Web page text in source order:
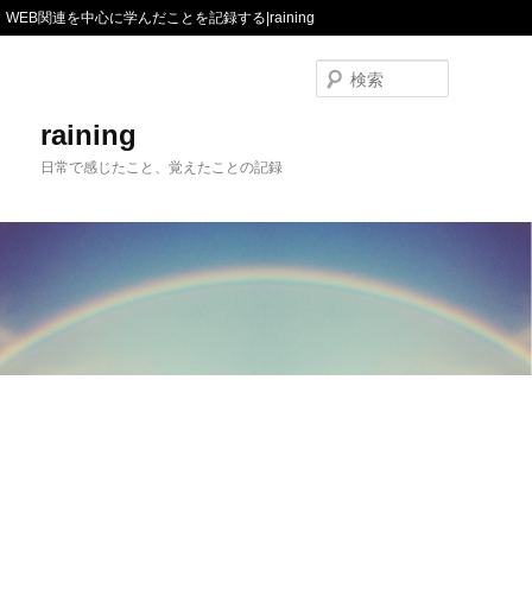
WEB関連を中心に学んだことを記録する|raining
raining
日常で感じたこと、覚えたことの記録